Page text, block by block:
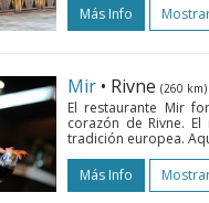
Más Info
Mir • Rivne (260 km)
El restaurante Mir
corazón de Rivne.
tradición europea.
Más Info